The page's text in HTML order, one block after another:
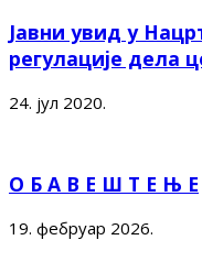
Јавни увид у
регулације дела
24. јул 2020.
О Б А В Е Ш Т Е Њ Е
19. фебруар 2026.